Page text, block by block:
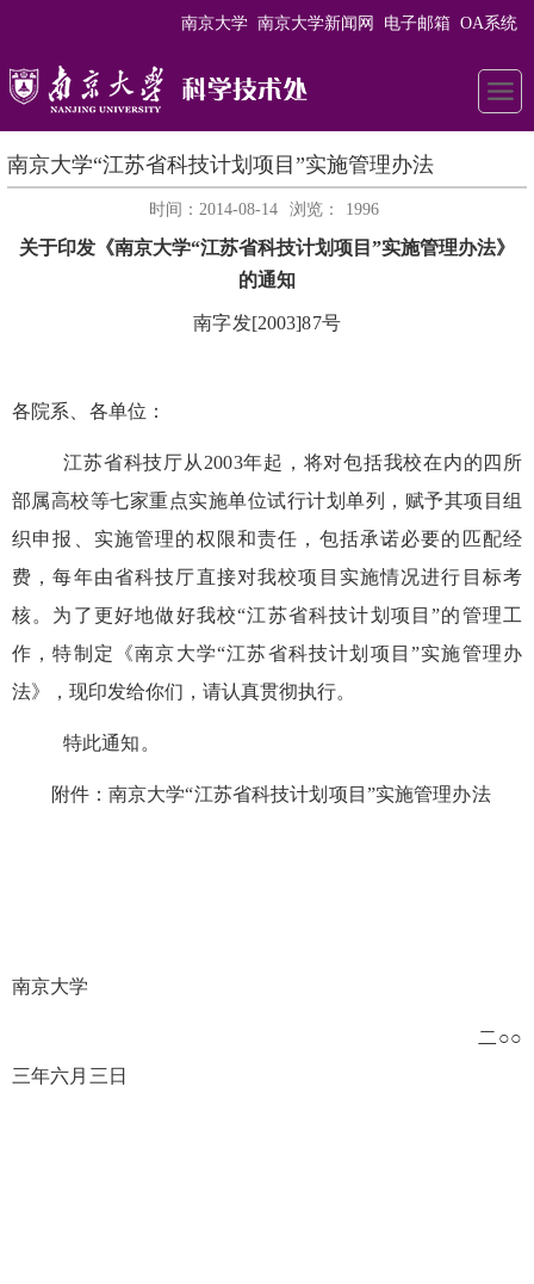
南京大学 南京大学新闻网 电子邮箱 OA系统
南京大学“江苏省科技计划项目”实施管理办法
时间：2014-08-14 浏览： 1996
关于印发《南京大学“江苏省科技计划项目”实施管理办法》
的通知
南字发[2003]87号
各院系、各单位：
江苏省科技厅从2003年起，将对包括我校在内的四所
部属高校等七家重点实施单位试行计划单列，赋予其项目组
织申报、实施管理的权限和责任，包括承诺必要的匹配经
费，每年由省科技厅直接对我校项目实施情况进行目标考
核。为了更好地做好我校“江苏省科技计划项目”的管理工
作，特制定《南京大学“江苏省科技计划项目”实施管理办
法》，现印发给你们，请认真贯彻执行。
特此通知。
附件：南京大学“江苏省科技计划项目”实施管理办法
南京大学
二○○
三年六月三日